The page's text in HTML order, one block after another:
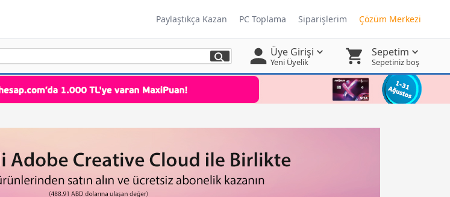
Paylaştıkça Kazan PC Toplama Siparişlerim Çözüm Merkezi
Üye Girişi
Yeni Üyelik
Sepetim
Sepetiniz boş